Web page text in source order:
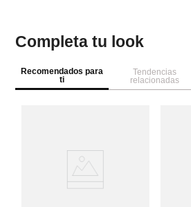
Completa tu look
Recomendados para
ti
Tendencias
relacionadas